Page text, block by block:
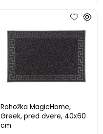
Rohožka MagicHome,
Greek, pred dvere, 40x60
cm